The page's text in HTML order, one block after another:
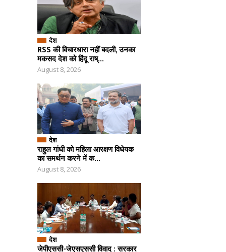
देश
RSS की विचारधारा नहीं बदली, उनका
मकसद देश को हिंदू राष्...
August 8, 2026
देश
राहुल गांधी को महिला आरक्षण विधेयक
का समर्थन करने में क...
August 8, 2026
देश
जेपीएससी-जेएसएससी विवाद : सरकार